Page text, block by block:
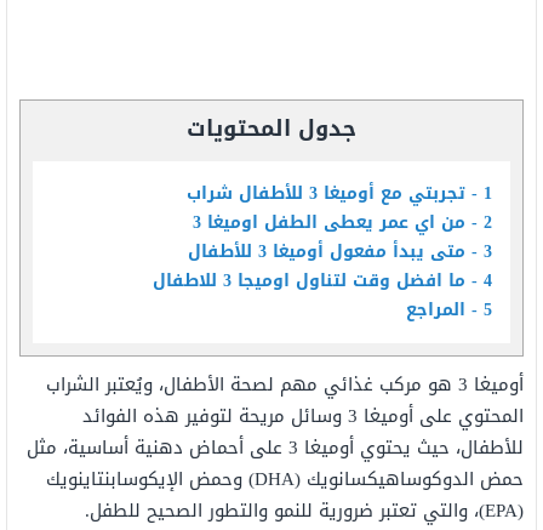
جدول المحتويات
1 تجربتي مع أوميغا 3 للأطفال شراب
2 من اي عمر يعطى الطفل اوميغا 3
3 متى يبدأ مفعول أوميغا 3 للأطفال
4 ما افضل وقت لتناول اوميجا 3 للاطفال
5 المراجع
أوميغا 3 هو مركب غذائي مهم لصحة الأطفال، ويُعتبر الشراب
المحتوي على أوميغا 3 وسائل مريحة لتوفير هذه الفوائد
للأطفال، حيث يحتوي أوميغا 3 على أحماض دهنية أساسية، مثل
حمض الدوكوساهيكسانويك (DHA) وحمض الإيكوسابنتاينويك
(EPA)، والتي تعتبر ضرورية للنمو والتطور الصحيح للطفل.